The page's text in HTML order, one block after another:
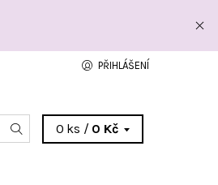
PŘIHLÁŠENÍ
0 ks / 0 Kč